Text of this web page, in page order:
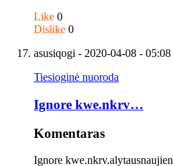
Like 0
Dislike 0
asusiqogi - 2020-04-08 - 05:08
Tiesioginė nuoroda
Ignore kwe.nkrv…
Komentaras
Ignore